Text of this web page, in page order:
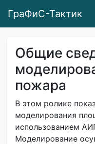
ГраФиС-Тактик
Общие
пожара
В этом ролике
моделирования
использованием
Моделирование